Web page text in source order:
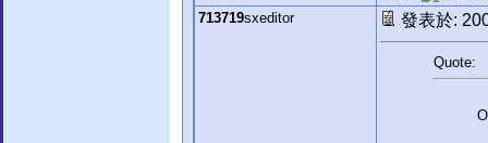
713719sxeditor 發表於:
Quote: